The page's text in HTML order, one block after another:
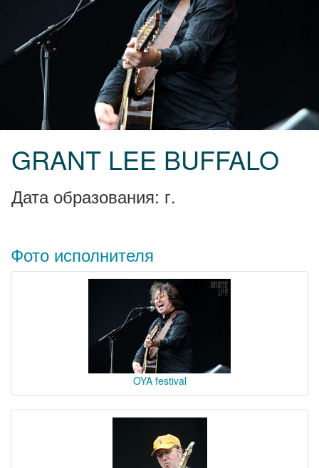
GRANT LEE BUFFALO
Дата образования: г.
Фото исполнителя
OYA festival